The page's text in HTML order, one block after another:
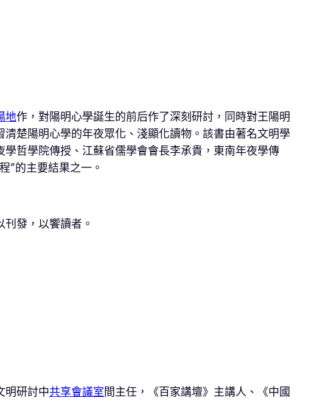
地作，對陽明心學誕生的前后作了深刻研討，同時對王陽明
楚陽明心學的年夜眾化、淺顯化讀物。該書由著名文明學
哲學院傳授、江蘇省儒學會會長李承貴，東南年夜學傳
”的主要結果之一。
發，以饗讀者。
明研討中共享會議室間主任，《百家講壇》主講人、《中國